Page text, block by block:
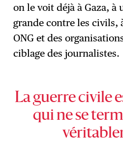
on le voit déjà à Gaza, à
grande contre les civils,
ONG et des
ciblage des journalistes.
La guerre civile
qui ne se